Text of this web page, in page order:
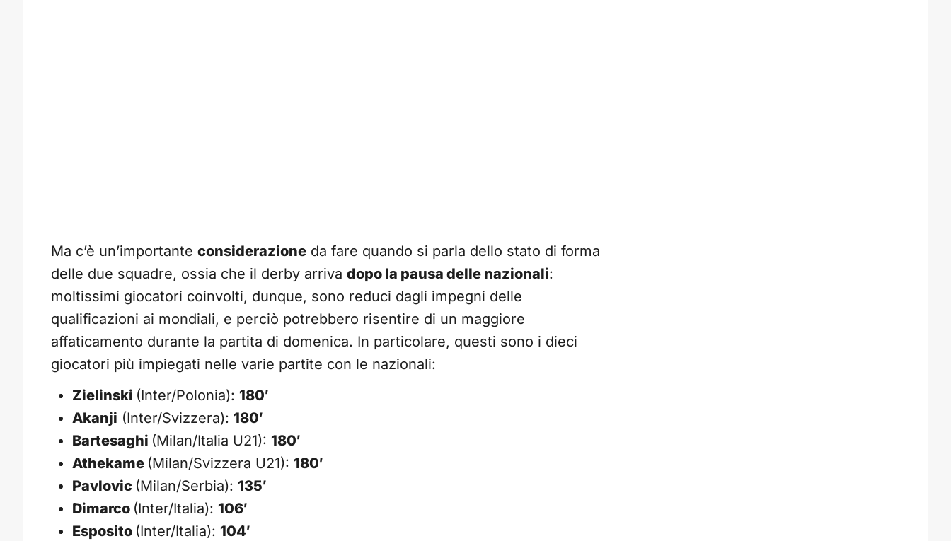
Ma c’è un’importante considerazione da fare quando si parla dello stato di forma
delle due squadre, ossia che il derby arriva dopo la pausa delle nazionali:
moltissimi giocatori coinvolti, dunque, sono reduci dagli impegni delle
qualificazioni ai mondiali, e perciò potrebbero risentire di un maggiore
affaticamento durante la partita di domenica. In particolare, questi sono i dieci
giocatori più impiegati nelle varie partite con le nazionali:
Zielinski (Inter/Polonia): 180′
Akanji (Inter/Svizzera): 180′
Bartesaghi (Milan/Italia U21): 180′
Athekame (Milan/Svizzera U21): 180′
Pavlovic (Milan/Serbia): 135′
Dimarco (Inter/Italia): 106′
Esposito (Inter/Italia): 104′